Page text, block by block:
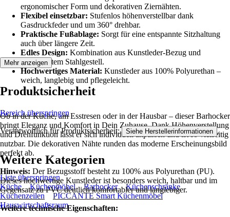
ergonomischer Form und dekorativen Ziernähten.
Flexibel einsetzbar: Stufenlos höhenverstellbar dank
Gasdruckfeder und um 360° drehbar.
Praktische Fußablage: Sorgt für eine entspannte Sitzhaltung
auch über längere Zeit.
Edles Design: Kombination aus Kunstleder-Bezug und
verchromtem Stahlgestell.
Hochwertiges Material: Kunstleder aus 100% Polyurethan –
weich, langlebig und pflegeleicht.
Ob in der Küche, am Esstresen oder in der Hausbar – dieser Barhocker
bringt Eleganz und Komfort in Dein Zuhause. Dank Höhenverstellung
und Drehfunktion lässt er sich individuell anpassen und ist so vielseitig
nutzbar. Die dekorativen Nähte runden das moderne Erscheinungsbild
perfekt ab.
Hinweis: Der Bezugsstoff besteht zu 100% aus Polyurethan (PU).
Dieses hochwertige Kunstleder ist besonders weich, haltbar und im
Gegensatz zu PVC deutlich komfortabler und langlebiger.
Weitere technische Eigenschaften:
Mehr anzeigen
Produktsicherheit
Bereich überspringen
Verantwortlich für Produktsicherheit: Siehe Herstellerinformationen .
Weitere Kategorien
Liste überspringen
Küche
Küchenmöbel Barhocker
Küchenschränke
Küchenzeilen
PICCANTE Smart Küchenmöbel
Hauswirtschaftsraum